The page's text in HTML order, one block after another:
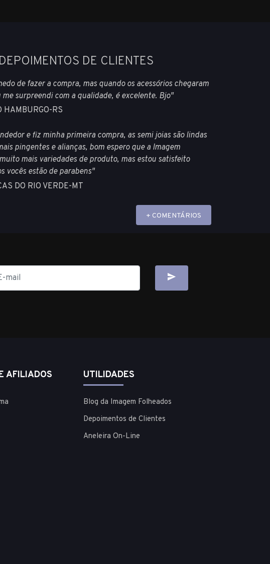
DEPOIMENTOS DE CLIENTES
de fazer a compra, mas quando os acessórios chegaram
me surpreendi com a qualidade, é excelente. Bjo"
HAMBURGO-RS
e fiz minha primeira compra, as semi joias são lindas
pingentes e alianças, bom espero que a Imagem
mais variedades de produto, mas estou satisfeito
vocês estão de parabens"
DO RIO VERDE-MT
+ COMENTÁRIOS
AFILIADOS UTILIDADES
Blog da Imagem Folheados
Depoimentos de Clientes
Aneleira On-Line